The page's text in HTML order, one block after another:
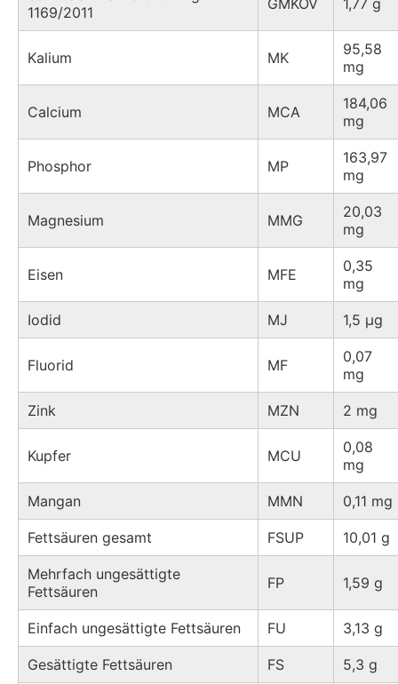
1169/2011
Kalium MK
95,58
mg
Calcium MCA
184,06
mg
Phosphor MP
163,97
mg
Magnesium MMG
20,03
mg
Eisen MFE
0,35
mg
Iodid MJ 1,5 µg
Fluorid MF
0,07
mg
Zink MZN 2 mg
Kupfer MCU
0,08
mg
Mangan MMN 0,11 mg
Fettsäuren gesamt FSUP 10,01 g
Mehrfach ungesättigte
Fettsäuren
FP 1,59 g
Einfach ungesättigte Fettsäuren FU 3,13 g
Gesättigte Fettsäuren FS 5,3 g